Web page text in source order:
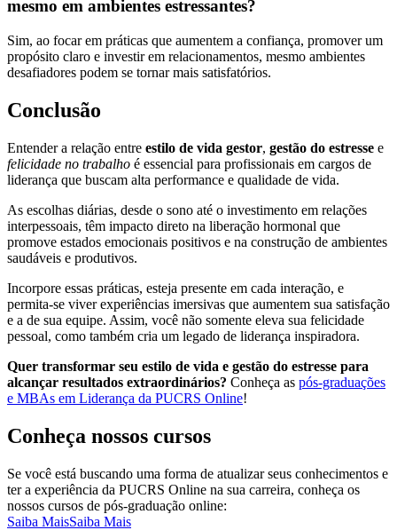
mesmo em ambientes estressantes?
Sim, ao focar em práticas que aumentem a confiança, promover um
propósito claro e investir em relacionamentos, mesmo ambientes
desafiadores podem se tornar mais satisfatórios.
Conclusão
Entender a relação entre estilo de vida gestor, gestão do estresse e
felicidade no trabalho é essencial para profissionais em cargos de
liderança que buscam alta performance e qualidade de vida.
As escolhas diárias, desde o sono até o investimento em relações
interpessoais, têm impacto direto na liberação hormonal que
promove estados emocionais positivos e na construção de ambientes
saudáveis e produtivos.
Incorpore essas práticas, esteja presente em cada interação, e
permita-se viver experiências imersivas que aumentem sua satisfação
e a de sua equipe. Assim, você não somente eleva sua felicidade
pessoal, como também cria um legado de liderança inspiradora.
Quer transformar seu estilo de vida e gestão do estresse para
alcançar resultados extraordinários? Conheça as pós-graduações
e MBAs em Liderança da PUCRS Online!
Conheça nossos cursos
Se você está buscando uma forma de atualizar seus conhecimentos e
ter a experiência da PUCRS Online na sua carreira, conheça os
nossos cursos de pós-graduação online:
Saiba MaisSaiba Mais